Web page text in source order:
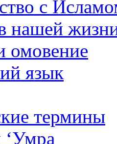
с
нашей
омовение
язык
термины